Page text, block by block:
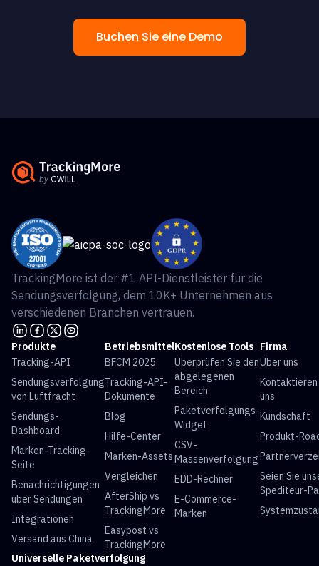
Buchen Sie eine Demo
TrackingMore ist der #1 API-Dienstleister für die
Sendungsverfolgung, dem 10K+ Unternehmen aus
verschiedenen Branchen vertrauen.
Produkte
Tracking-API
Sendungsverfolgung
von Luftfracht
Sendungs-
Dashboard
Marken-Tracking-
Seite
Benachrichtigungen
über Sendungen
Integrationen
Versand aus China
Betriebsmittel
BFCM 2025
Tracking-API-
Dokumente
Blog
Hilfe-Center
Marken-Assets
Vergleichen
AfterShip vs
TrackingMore
Easypost vs
TrackingMore
Kostenlose Tools
Überprüfen Sie den
abgelegenen
Bereich
Paketverfolgungs-
Widget
CSV-
Massenverfolgung
EDD-Rechner
E-Commerce-
Marken
Firma
Über uns
Kontaktieren
uns
Kundschaft
Produkt-
Seien Sie
Spediteur-
Universelle Paketverfolgung